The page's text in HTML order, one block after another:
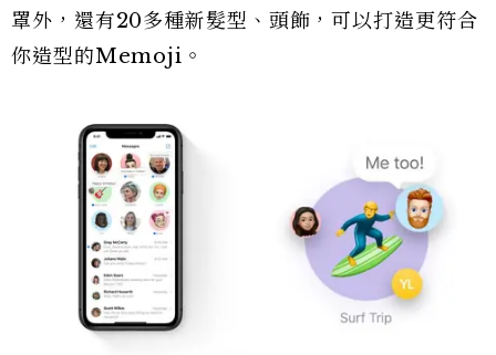
罩外，還有20多種新髮型、頭飾，可以打造更符合
你造型的Memoji。